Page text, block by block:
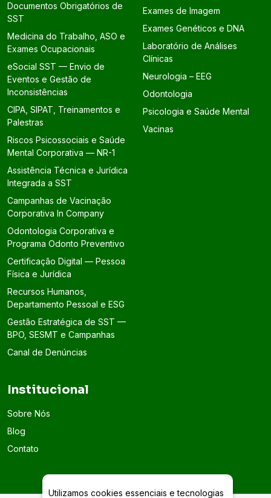
Documentos Obrigatórios de
SST
Medicina do Trabalho, ASO e
Exames Ocupacionais
eSocial SST — Envio de
Eventos e Gestão de
Inconsistências
CIPA, SIPAT, Treinamentos e
Palestras
Riscos Psicossociais e Saúde
Mental Corporativa — NR-1
Assistência Técnica e Jurídica
Integrada a SST
Campanhas de Vacinação
Corporativa In Company
Odontologia Corporativa e
Programa Odonto Preventivo
Certificação Digital — Pessoa
Física e Jurídica
Recursos Humanos,
Departamento Pessoal e ESG
Gestão Estratégica de SST —
BPO, SESMT e Campanhas
Canal de Denúncias
Exames de Imagem
Exames Genéticos e DNA
Laboratório de Análises
Clínicas
Neurologia – EEG
Odontologia
Psicologia e Saúde Mental
Vacinas
Institucional
Sobre Nós
Blog
Contato
Utilizamos cookies essenciais e tecnologias